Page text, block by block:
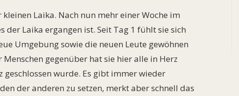
Laika. Nach nun mehr einer Woche im
der Laika ergangen ist. Seit Tag 1 fühlt sie sich
Umgebung sowie die neuen Leute gewöhnen
gegenüber hat sie hier alle in Herz
geschlossen wurde. Es gibt immer wieder
der anderen zu setzen, merkt aber schnell das